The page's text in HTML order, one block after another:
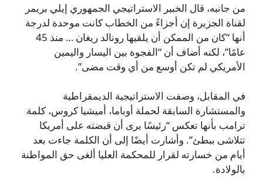
من جانبه، قال الخبير الاستراتيجي الجمهوري إيلي بريمر
لقناة الجزيرة إن أجزاءً من الخطاب كانت موحدة لدرجة
أنها “كان من الممكن أن يلقيها رونالد ريغان … منذ 45
عامًا”، لكنه أضاف أن “الفجوة بين اليسار واليمين
الأمريكي لم تكن أوسع من أي وقت مضى”.
في المقابل، وصفت الاستراتيجية الديمقراطية
والمستشارة السابقة لحملة أوباما، أميشيا كروس، كلمة
ترامب بأنها تعكس “رئيسًا يرى أن قبضته على أمريكا
تتلاشى ببطئ”. وأشارت أيضًا إلى أن الكلمة جاءت بعد
أيام من خسارته لقرار للمحكمة العليا ألغى حق المواطنة
بالولادة.